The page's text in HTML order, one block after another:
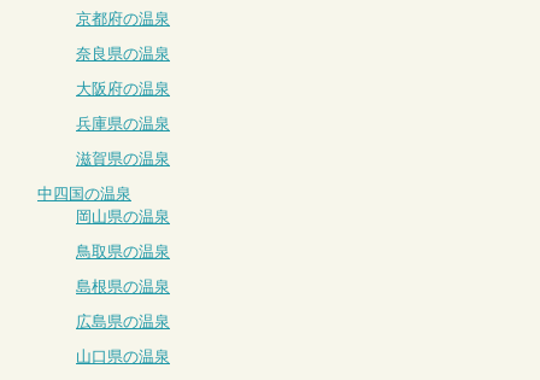
京都府の温泉
奈良県の温泉
大阪府の温泉
兵庫県の温泉
滋賀県の温泉
中四国の温泉
岡山県の温泉
鳥取県の温泉
島根県の温泉
広島県の温泉
山口県の温泉